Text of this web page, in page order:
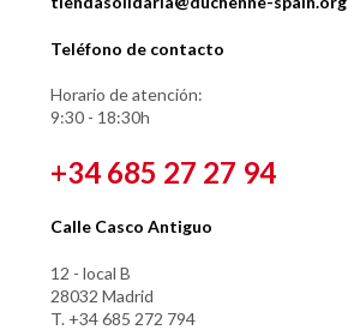
Teléfono de contacto
Horario de atención:
9:30 - 18:30h
+34 685 27 27 94
Calle Casco Antiguo
12 - local B
28032 Madrid
T. +34 685 272 794